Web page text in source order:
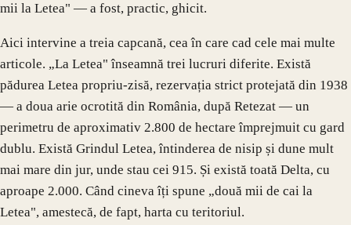
mii la Letea" — a fost, practic, ghicit.
Aici intervine a treia capcană, cea în care cad cele mai multe
articole. „La Letea" înseamnă trei lucruri diferite. Există
pădurea Letea propriu-zisă, rezervația strict protejată din 1938
— a doua arie ocrotită din România, după Retezat — un
perimetru de aproximativ 2.800 de hectare împrejmuit cu gard
dublu. Există Grindul Letea, întinderea de nisip și dune mult
mai mare din jur, unde stau cei 915. Și există toată Delta, cu
aproape 2.000. Când cineva îți spune „două mii de cai la
Letea", amestecă, de fapt, harta cu teritoriul.